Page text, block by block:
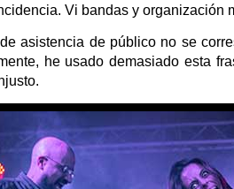
Vi bandas y organización
asistencia de público no se
he usado demasiado esta